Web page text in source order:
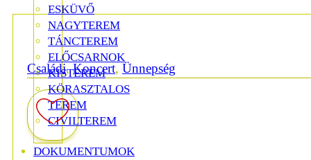
ESKÜVŐ
NAGYTEREM
TÁNCTEREM
ELŐCSARNOK
KISTEREM
KÖRASZTALOS
TEREM
CIVILTEREM
DOKUMENTUMOK
Családi,Koncert, Ünnepség